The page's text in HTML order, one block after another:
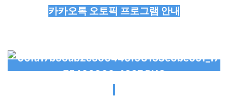
카카오톡 오토픽 프로그램 안내